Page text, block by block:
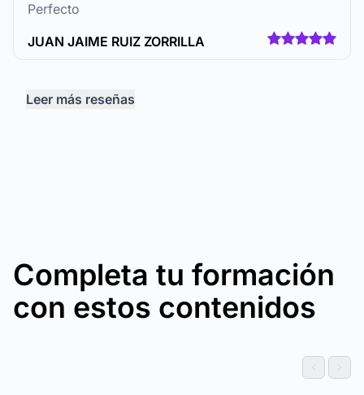
Perfecto
JUAN JAIME RUIZ ZORRILLA
Leer más reseñas
Completa tu formación
con estos contenidos